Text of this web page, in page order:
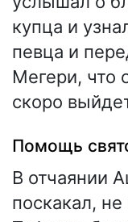
купца и
певца и
Мегери, что
скоро
Помощь
В отчаянии
поскакал,